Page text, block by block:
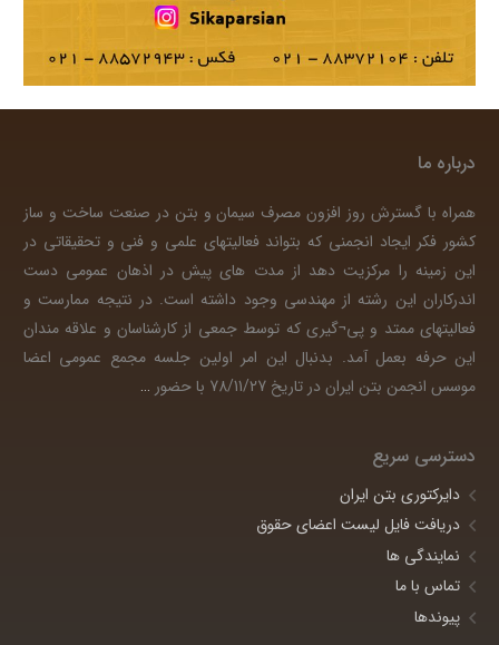
درباره ما
همراه با گسترش روز افزون مصرف سیمان و بتن در صنعت ساخت و ساز
کشور فکر ایجاد انجمنی که بتواند فعالیتهای علمی و فنی و تحقیقاتی در
این زمینه را مرکزیت دهد از مدت های پیش در اذهان عمومی دست
اندرکاران این رشته از مهندسی وجود داشته است. در نتیجه ممارست و
فعالیتهای ممتد و پی¬گیری که توسط جمعی از کارشناسان و علاقه مندان
این حرفه بعمل آمد. بدنبال این امر اولین جلسه مجمع عمومی اعضا
موسس انجمن بتن ایران در تاریخ 78/11/27 با حضور
…
دسترسی سریع
دایرکتوری بتن ایران
دریافت فایل لیست اعضای حقوق
نمایندگی ها
تماس با ما
پیوندها